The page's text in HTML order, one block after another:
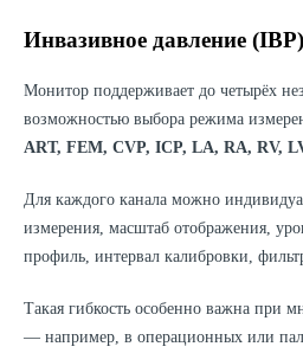
Инвазивное давление (IBP)
Монитор поддерживает до четырёх
возможностью выбора режима
ART, FEM, CVP, ICP, LA, RA, RV,
Для каждого канала можно
измерения, масштаб отображения,
профиль, интервал калибровки,
Такая гибкость особенно важна при
— например, в операционных или